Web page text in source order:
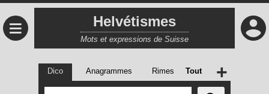
≡ Helvétismes
Mots et expressions de Suisse
Dico Anagrammes Rimes Tout +